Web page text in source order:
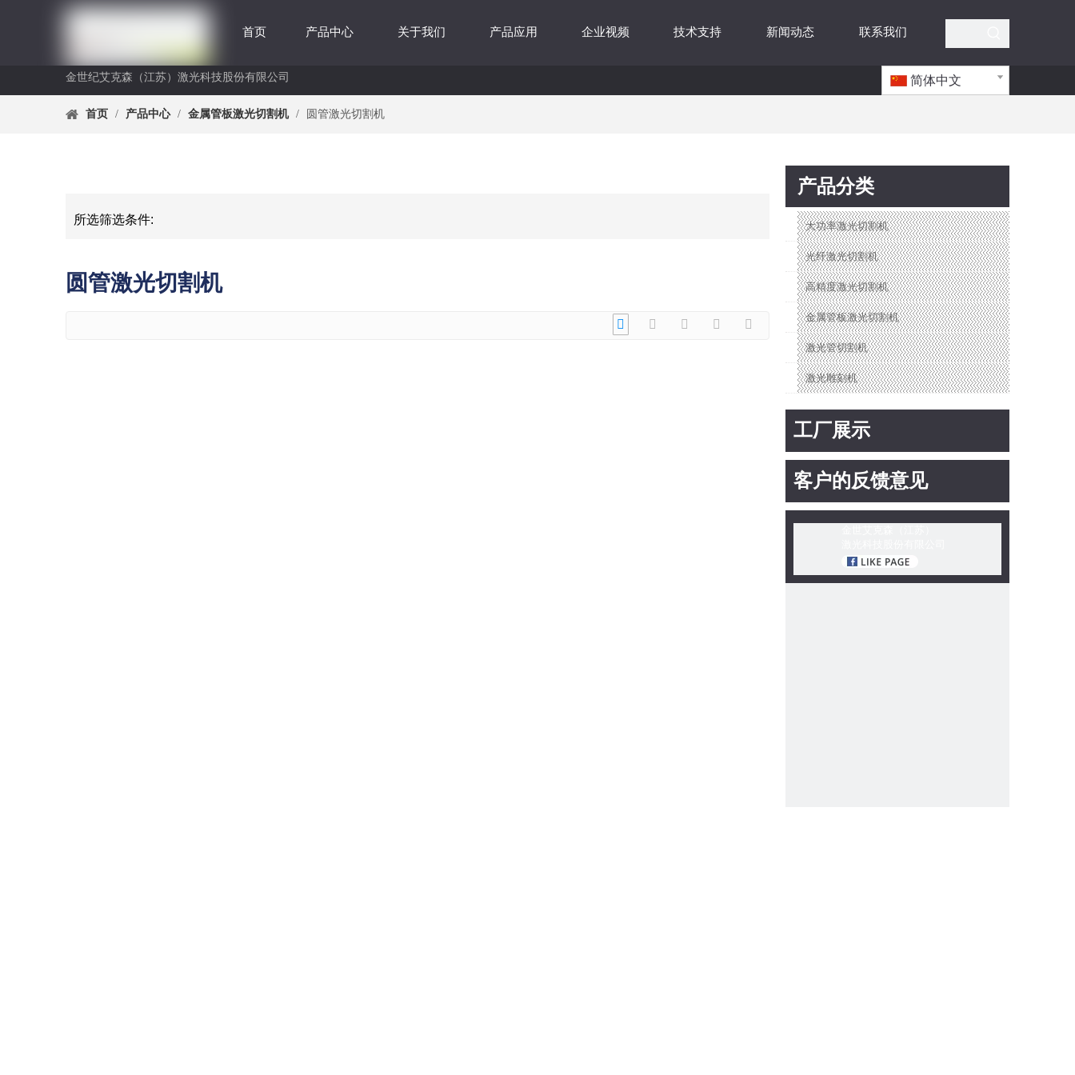
首页 产品中心 关于我们 产品应用 企业视频 技术支持 新闻动态 联系我们
金世纪艾克森（江苏）激光科技股份有限公司 简体中文
首页 / 产品中心 / 金属管板激光切割机 / 圆管激光切割机
所选筛选条件:
圆管激光切割机
产品分类
大功率激光切割机
光纤激光切割机
高精度激光切割机
金属管板激光切割机
激光管切割机
激光雕刻机
工厂展示
客户的反馈意见